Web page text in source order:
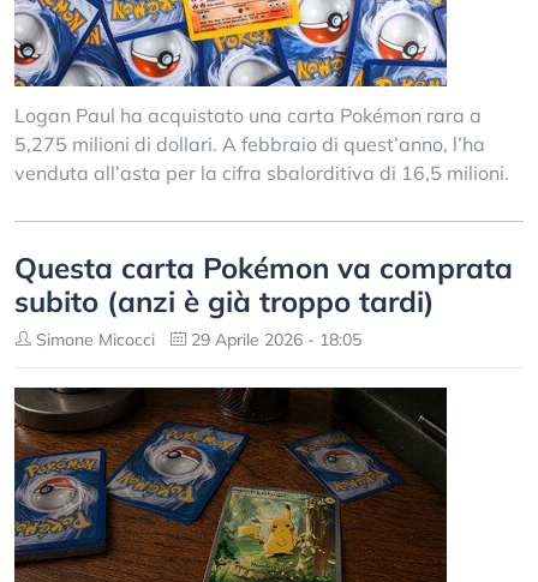
Logan Paul ha acquistato una carta Pokémon rara a
5,275 milioni di dollari. A febbraio di quest’anno, l’ha
venduta all’asta per la cifra sbalorditiva di 16,5 milioni.
Questa carta Pokémon va comprata
subito (anzi è già troppo tardi)
Simone Micocci 29 Aprile 2026 - 18:05